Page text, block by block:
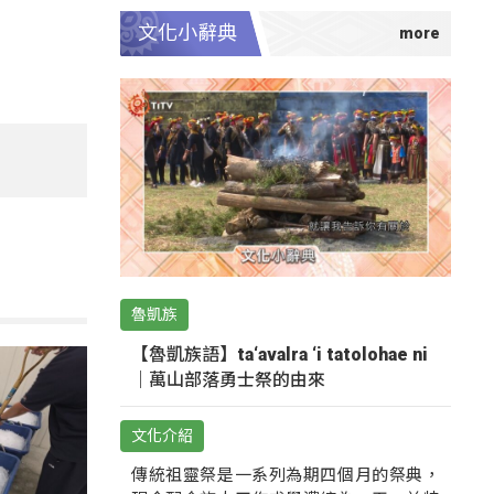
文化小辭典
魯凱族
【魯凱族語】ta‘avalra ‘i tatolohae ni
｜萬山部落勇士祭的由來
文化介紹
傳統祖靈祭是一系列為期四個月的祭典，